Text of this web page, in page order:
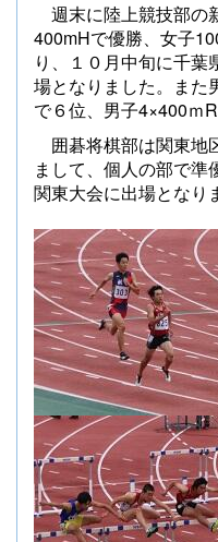
週末に陸上競技部の
400mHで優勝、女子
り、１０月中旬に千葉
場となりました。また
で６位、男子4×400ｍR
囲碁将棋部は関東地
まして、個人の部で準
関東大会に出場となり